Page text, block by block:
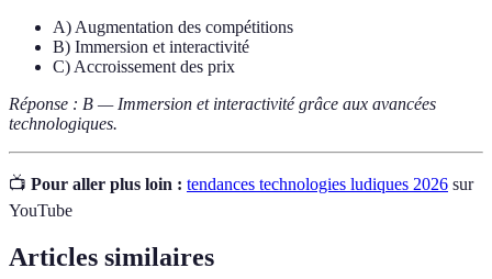
A) Augmentation des compétitions
B) Immersion et interactivité
C) Accroissement des prix
Réponse : B — Immersion et interactivité grâce aux avancées
technologiques.
📺 Pour aller plus loin : tendances technologies ludiques 2026 sur
YouTube
Articles similaires